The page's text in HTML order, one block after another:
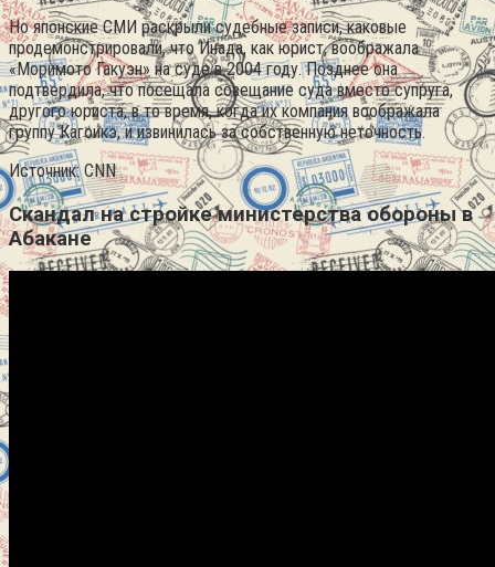
Но японские СМИ раскрыли судебные записи, каковые
продемонстрировали, что Инада, как юрист, воображала
«Моримото Гакуэн» на суде в 2004 году. Позднее она
подтвердила, что посещала совещание суда вместо супруга,
другого юриста, в то время, когда их компания воображала
группу Кагоикэ, и извинилась за собственную неточность.
Источник: CNN
Скандал на стройке министерства обороны в
Абакане